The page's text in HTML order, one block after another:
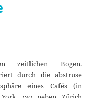
zeitlichen Bogen.
durch die abstruse
eines Cafés (in